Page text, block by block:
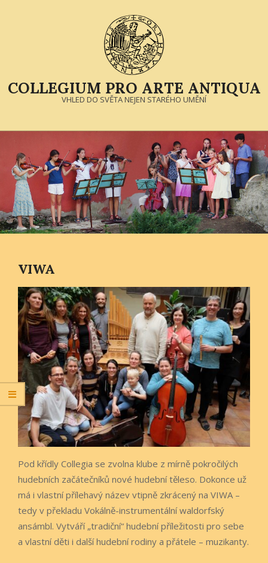
COLLEGIUM PRO ARTE ANTIQUA
VHLED DO SVĚTA NEJEN STARÉHO UMĚNÍ
Primary
Navigation
Menu
VIWA
Pod křídly Collegia se zvolna klube z mírně pokročilých
hudebních začátečníků nové hudební těleso. Dokonce už
má i vlastní přílehavý název vtipně zkrácený na VIWA –
tedy v překladu Vokálně-instrumentální waldorfský
ansámbl. Vytváří „tradiční“ hudební příležitosti pro sebe
a vlastní děti i další hudební rodiny a přátele – muzikanty.